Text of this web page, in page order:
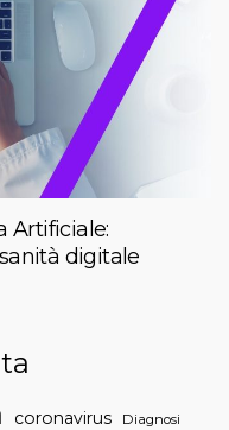
Artificiale:
sanità digitale
coronavirus Diagnosi